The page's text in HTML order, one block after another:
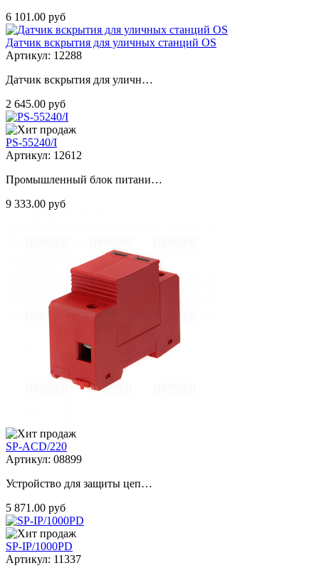
6 101.00 руб
Датчик вскрытия для уличных станций OS
Артикул: 12288
Датчик вскрытия для уличн…
2 645.00 руб
PS-55240/I
Артикул: 12612
Промышленный блок питани…
9 333.00 руб
SP-ACD/220
Артикул: 08899
Устройство для защиты цеп…
5 871.00 руб
SP-IP/1000PD
Артикул: 11337